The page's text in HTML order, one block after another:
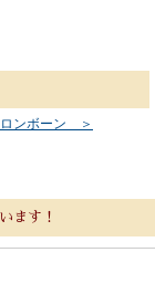
ンボーン ＞
ます！